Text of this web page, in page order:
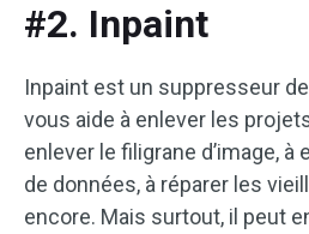
#2. Inpaint
Inpaint est un suppresseur
vous aide à enlever les
enlever le filigrane d’image,
de données, à réparer les
encore. Mais surtout, il peut